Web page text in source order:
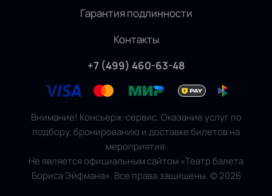
Гарантия подлинности
Контакты
+7 (499) 460-63-48
Внимание! Консьерж-сервис. Оказание услуг по
подбору, бронированию и доставке билетов на
мероприятия.
Не является официальным сайтом «Театр балета
Бориса Эйфмана». Все права защищены.©2026